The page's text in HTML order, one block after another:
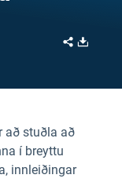
Share
að stuðla að
í breyttu
innleiðingar